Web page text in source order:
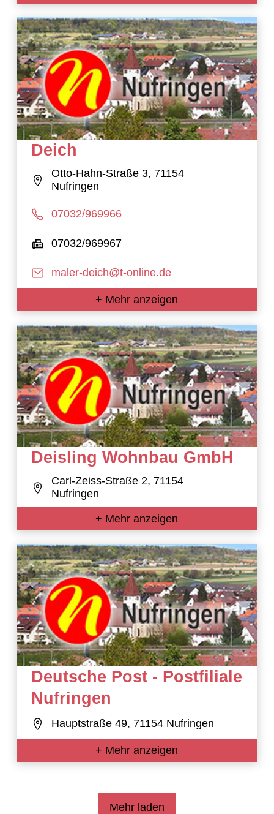
Deich
Otto-Hahn-Straße 3, 71154
Nufringen
07032/969966
07032/969967
maler-deich@t-online.de
+ Mehr anzeigen
Deisling Wohnbau GmbH
Carl-Zeiss-Straße 2, 71154
Nufringen
+ Mehr anzeigen
Deutsche Post - Postfiliale
Nufringen
Hauptstraße 49, 71154 Nufringen
+ Mehr anzeigen
Mehr laden